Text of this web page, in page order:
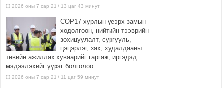
2026 оны 7 сар 21 / 13 цаг 43 минут
COP17 хурлын үеэрх замын
хөдөлгөөн, нийтийн тээврийн
зохицуулалт, сургууль,
цэцэрлэг, зах, худалдааны
төвийн ажиллах хуваарийг гаргаж, иргэдэд
мэдээлэхийг үүрэг болголоо
2026 оны 7 сар 21 / 11 цаг 59 минут